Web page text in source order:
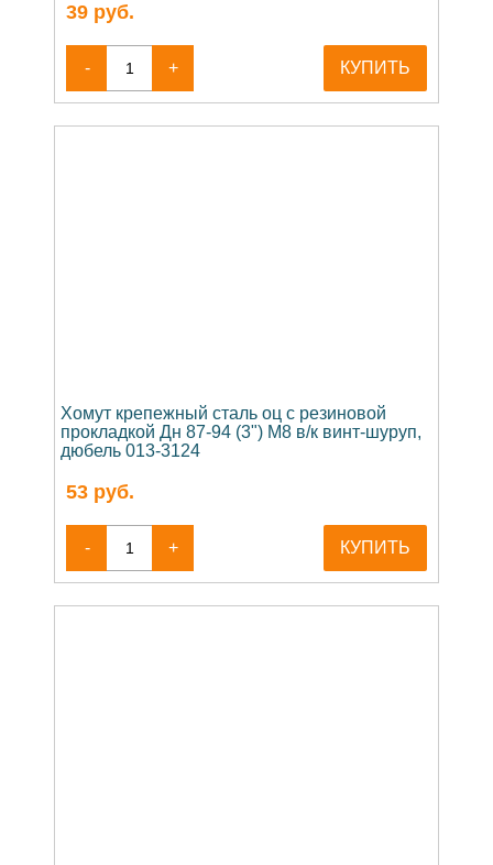
39 руб.
- + КУПИТЬ
Хомут крепежный сталь оц с резиновой
прокладкой Дн 87-94 (3") М8 в/к винт-шуруп,
дюбель 013-3124
53 руб.
- + КУПИТЬ